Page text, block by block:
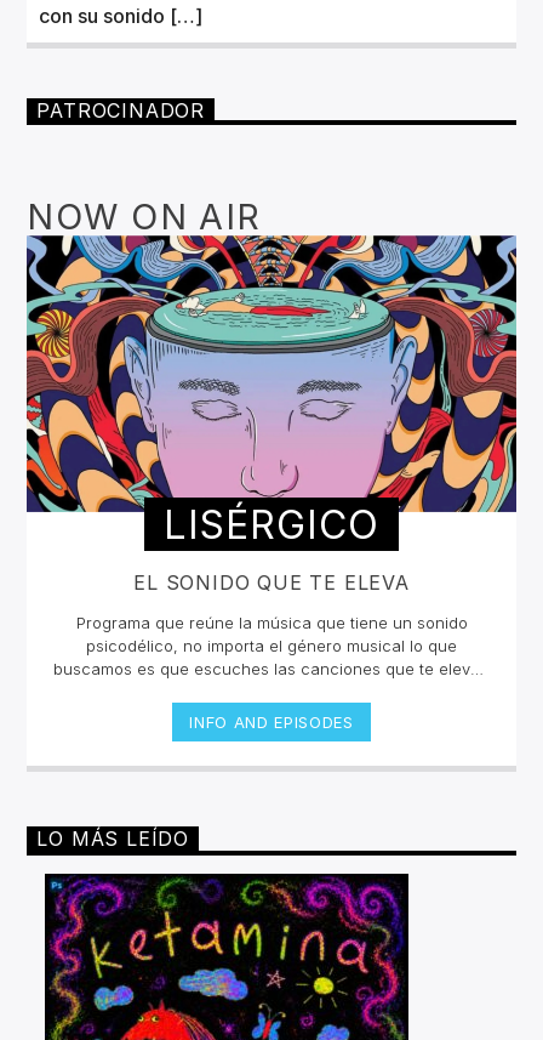
con su sonido […]
PATROCINADOR
NOW ON AIR
LISÉRGICO
EL SONIDO QUE TE ELEVA
Programa que reúne la música que tiene un sonido
psicodélico, no importa el género musical lo que
buscamos es que escuches las canciones que te eleven
curada por Takeshi López e invitados que nos
compartirán un collage inigualable en la radio
online.Lunes y jueves 12 a 2pm por invencible.net
INFO AND EPISODES
LO MÁS LEÍDO